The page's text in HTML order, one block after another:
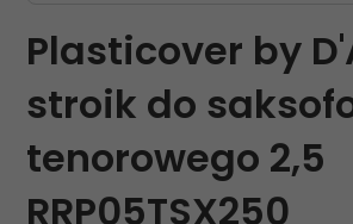
Plasticover by
stroik do
tenorowego 2,5
RRP05TSX250